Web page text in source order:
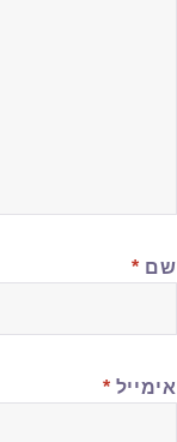
שם *
אימייל *